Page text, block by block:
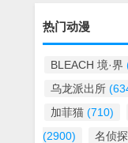
热门动漫
BLEACH 境·界
乌龙派出所
加菲猫 (710)
(2900)
名侦